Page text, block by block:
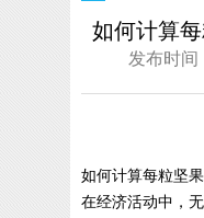
如何计算
发布时间
如何计算每粒坚
在经济活动中，